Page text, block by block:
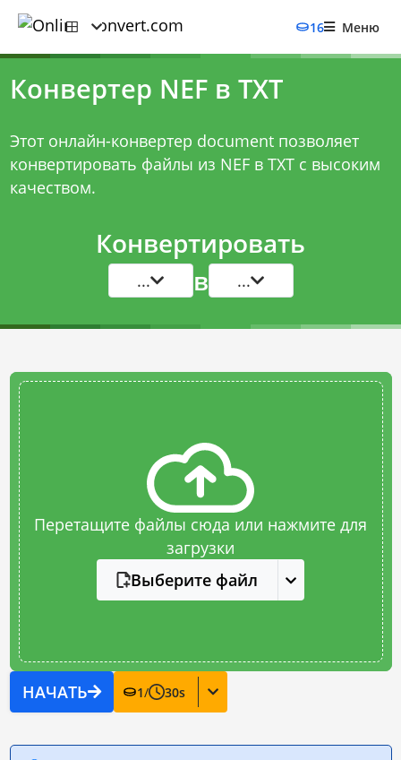
16 Меню
Конвертер NEF в TXT
Этот онлайн-конвертер document позволяет
конвертировать файлы из NEF в TXT с высоким
качеством.
Конвертировать
... в ...
Перетащите файлы сюда или нажмите для
загрузки
Выберите файл
НАЧАТЬ 1/ 30s